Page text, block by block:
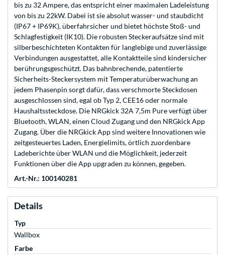
bis zu 32 Ampere, das entspricht einer maximalen Ladeleistung
von bis zu 22kW. Dabei ist sie absolut wasser- und staubdicht
(IP67 + IP69K), überfahrsicher und bietet höchste Stoß- und
Schlagfestigkeit (IK10). Die robusten Steckeraufsätze sind mit
silberbeschichteten Kontakten für langlebige und zuverlässige
Verbindungen ausgestattet, alle Kontaktteile sind kindersicher
berührungsgeschützt. Das bahnbrechende, patentierte
Sicherheits-Steckersystem mit Temperaturüberwachung an
jedem Phasenpin sorgt dafür, dass verschmorte Steckdosen
ausgeschlossen sind, egal ob Typ 2, CEE16 oder normale
Haushaltssteckdose. Die NRGkick 32A 7,5m Pure verfügt über
Bluetooth, WLAN, einen Cloud Zugang und den NRGkick App
Zugang. Über die NRGkick App sind weitere Innovationen wie
zeitgesteuertes Laden, Energielimits, örtlich zuordenbare
Ladeberichte über WLAN und die Möglichkeit, jederzeit
Funktionen über die App upgraden zu können, gegeben.
Art.-Nr.: 100140281
Details
Typ
Wallbox
Farbe